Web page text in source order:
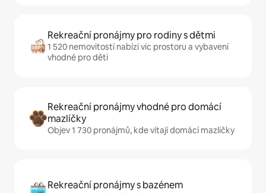
Rekreační pronájmy pro rodiny s dětmi
1 520 nemovitostí nabízí víc prostoru a vybavení
vhodné pro děti
Rekreační pronájmy vhodné pro domácí
mazlíčky
Objev 1 730 pronájmů, kde vítají domácí mazlíčky
Rekreační pronájmy s bazénem